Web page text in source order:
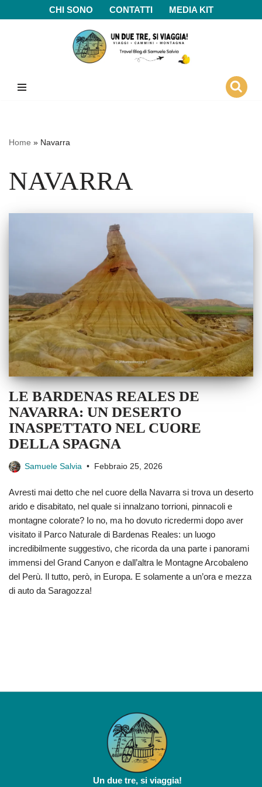
CHI SONO CONTATTI MEDIA KIT
Home » Navarra
NAVARRA
LE BARDENAS REALES DE
NAVARRA: UN DESERTO
INASPETTATO NEL CUORE
DELLA SPAGNA
Samuele Salvia Febbraio 25, 2026
Avresti mai detto che nel cuore della Navarra si trova un deserto
arido e disabitato, nel quale si innalzano torrioni, pinnacoli e
montagne colorate? Io no, ma ho dovuto ricredermi dopo aver
visitato il Parco Naturale di Bardenas Reales: un luogo
incredibilmente suggestivo, che ricorda da una parte i panorami
immensi del Grand Canyon e dall’altra le Montagne Arcobaleno
del Perù. Il tutto, però, in Europa. E solamente a un’ora e mezza
di auto da Saragozza!
Un due tre, si viaggia!